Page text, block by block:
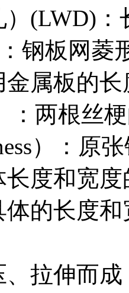
(LWD)
钢板网菱
属板的长
：两根丝
）：原
度和宽
体的长度
、拉伸而